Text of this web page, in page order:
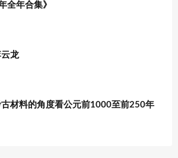
全年合集》
云龙
古材料的角度看公元前1000至前250年